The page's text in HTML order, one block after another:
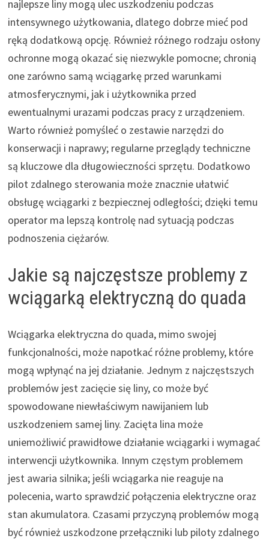
najlepsze liny mogą ulec uszkodzeniu podczas
intensywnego użytkowania, dlatego dobrze mieć pod
ręką dodatkową opcję. Również różnego rodzaju osłony
ochronne mogą okazać się niezwykle pomocne; chronią
one zarówno samą wciągarkę przed warunkami
atmosferycznymi, jak i użytkownika przed
ewentualnymi urazami podczas pracy z urządzeniem.
Warto również pomyśleć o zestawie narzędzi do
konserwacji i naprawy; regularne przeglądy techniczne
są kluczowe dla długowieczności sprzętu. Dodatkowo
pilot zdalnego sterowania może znacznie ułatwić
obsługę wciągarki z bezpiecznej odległości; dzięki temu
operator ma lepszą kontrolę nad sytuacją podczas
podnoszenia ciężarów.
Jakie są najczęstsze problemy z
wciągarką elektryczną do quada
Wciągarka elektryczna do quada, mimo swojej
funkcjonalności, może napotkać różne problemy, które
mogą wpłynąć na jej działanie. Jednym z najczęstszych
problemów jest zacięcie się liny, co może być
spowodowane niewłaściwym nawijaniem lub
uszkodzeniem samej liny. Zacięta lina może
uniemożliwić prawidłowe działanie wciągarki i wymagać
interwencji użytkownika. Innym częstym problemem
jest awaria silnika; jeśli wciągarka nie reaguje na
polecenia, warto sprawdzić połączenia elektryczne oraz
stan akumulatora. Czasami przyczyną problemów mogą
być również uszkodzone przełączniki lub piloty zdalnego